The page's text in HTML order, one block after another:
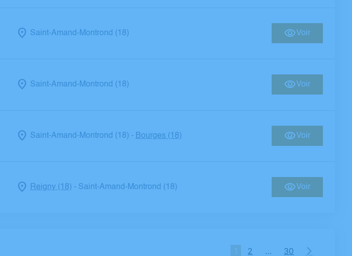
Saint-Amand-Montrond (18) Voir
Saint-Amand-Montrond (18) Voir
Saint-Amand-Montrond (18) - Bourges (18) Voir
Reigny (18) - Saint-Amand-Montrond (18) Voir
1 2 … 30